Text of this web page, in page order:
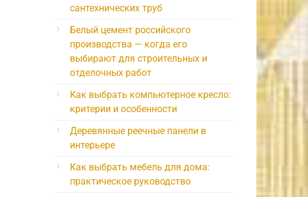
сантехнических труб
Белый цемент российского
производства — когда его
выбирают для строительных и
отделочных работ
Как выбрать компьютерное кресло:
критерии и особенности
Деревянные реечные панели в
интерьере
Как выбрать мебель для дома:
практическое руководство